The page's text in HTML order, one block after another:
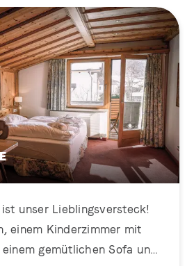
unser Lieblingsversteck!
einem Kinderzimmer mit
gemütlichen Sofa und